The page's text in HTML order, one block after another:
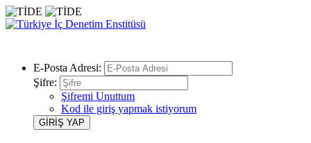
E-Posta Adresi:
Şifre:
Şifremi Unuttum
Kod ile giriş yapmak istiyorum